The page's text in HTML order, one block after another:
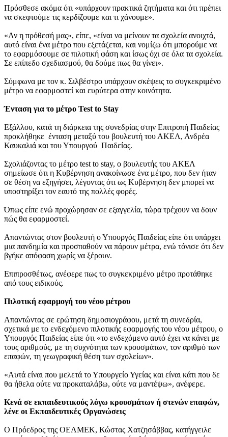
Πρόσθεσε ακόμα ότι «υπάρχουν πρακτικά ζητήματα και ότι πρέπει
να σκεφτούμε τις κερδίζουμε και τι χάνουμε».
«Αν η πρόθεσή μας», είπε, «είναι να μείνουν τα σχολεία ανοιχτά,
αυτό είναι ένα μέτρο που εξετάζεται, και νομίζω ότι μπορούμε να
το εφαρμόσουμε σε πιλοτική φάση και ίσως όχι σε όλα τα σχολεία.
Σε επίπεδο σχεδιασμού, θα δούμε πως θα γίνει».
Σύμφωνα με τον κ. Σιλβέστρο υπάρχουν σκέψεις το συγκεκριμένο
μέτρο να εφαρμοστεί και ευρύτερα στην κοινότητα.
Ένταση για το μέτρο Test to Stay
Εξάλλου, κατά τη διάρκεια της συνεδρίας στην Επιτροπή Παιδείας
προκλήθηκε ένταση μεταξύ του βουλευτή του ΑΚΕΛ, Ανδρέα
Καυκαλιά και του Υπουργού Παιδείας.
Σχολιάζοντας το μέτρο test to stay, ο βουλευτής του ΑΚΕΛ
σημείωσε ότι η Κυβέρνηση ανακοίνωσε ένα μέτρο, που δεν ήταν
σε θέση να εξηγήσει, λέγοντας ότι ως Κυβέρνηση δεν μπορεί να
υποστηρίξει τον εαυτό της πολλές φορές.
Όπως είπε ενώ προχώρησαν σε εξαγγελία, τώρα τρέχουν να δουν
πώς θα εφαρμοστεί.
Απαντώντας στον βουλευτή ο Υπουργός Παιδείας είπε ότι υπάρχει
μια πανδημία και προσπαθούν να πάρουν μέτρα, ενώ τόνισε ότι δεν
βγήκε απόφαση χωρίς να ξέρουν.
Επιπροσθέτως, ανέφερε πως το συγκεκριμένο μέτρο προτάθηκε
από τους ειδικούς.
Πιλοτική εφαρμογή του νέου μέτρου
Απαντώντας σε ερώτηση δημοσιογράφου, μετά τη συνεδρία,
σχετικά με το ενδεχόμενο πιλοτικής εφαρμογής του νέου μέτρου, ο
Υπουργός Παιδείας είπε ότι «το ενδεχόμενο αυτό έχει να κάνει με
τους αριθμούς, με τη συχνότητα των κρουσμάτων, τον αριθμό των
επαφών, τη γεωγραφική θέση των σχολείων».
«Αυτά είναι που μελετά το Υπουργείο Υγείας και είναι κάτι που δε
θα ήθελα ούτε να προκαταλάβω, ούτε να μαντέψω», ανέφερε.
Κενά σε εκπαιδευτικούς λόγω κρουσμάτων ή στενών επαφών,
λένε οι Εκπαιδευτικές Οργανώσεις
Ο Πρόεδρος της ΟΕΛΜΕΚ, Κώστας Χατζησάββας, κατήγγειλε